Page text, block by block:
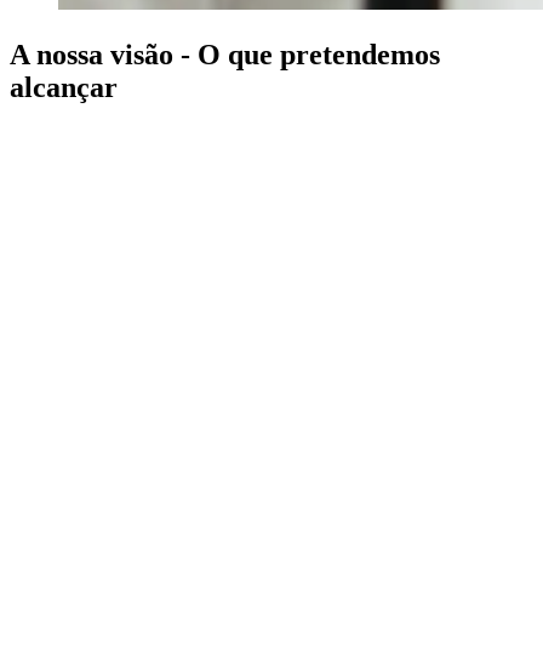
A nossa visão - O que pretendemos
alcançar